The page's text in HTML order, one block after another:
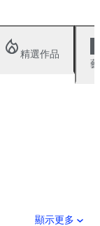
精選作品
顯示更多